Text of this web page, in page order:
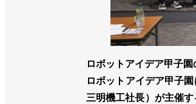
ロボットアイデア甲子
ロボットアイデア甲子
三明機工社長）が主催